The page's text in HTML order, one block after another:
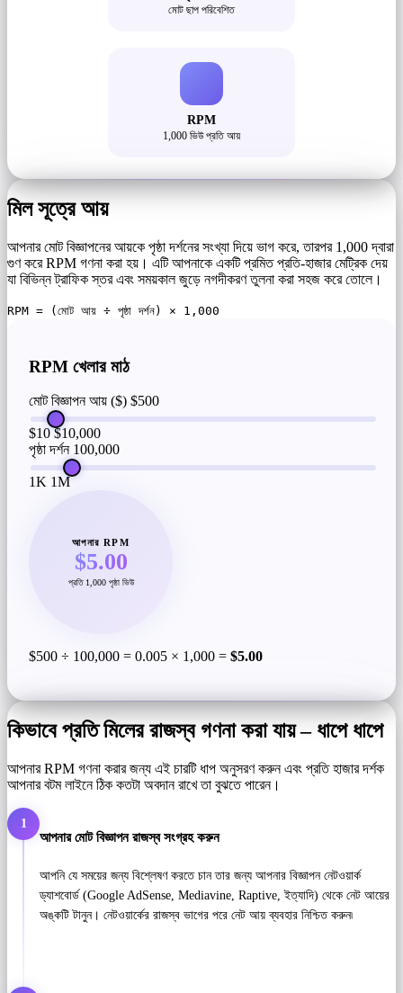
মোট ছাপ পরিবেশিত
RPM
1,000 ভিউ প্রতি আয়
মিল সূত্রে আয়
আপনার মোট বিজ্ঞাপনের আয়কে পৃষ্ঠা দর্শনের সংখ্যা দিয়ে ভাগ করে, তারপর 1,000 দ্বারা
গুণ করে RPM গণনা করা হয়। এটি আপনাকে একটি প্রমিত প্রতি-হাজার মেট্রিক দেয়
যা বিভিন্ন ট্রাফিক স্তর এবং সময়কাল জুড়ে নগদীকরণ তুলনা করা সহজ করে তোলে।
RPM = (মোট আয় ÷ পৃষ্ঠা দর্শন) × 1,000
RPM খেলার মাঠ
মোট বিজ্ঞাপন আয় ($) $500
$10 $10,000
পৃষ্ঠা দর্শন 100,000
1K 1M
আপনার RPM
$5.00
প্রতি 1,000 পৃষ্ঠা ভিউ
$500 ÷ 100,000 = 0.005 × 1,000 = $5.00
কিভাবে প্রতি মিলের রাজস্ব গণনা করা যায় – ধাপে ধাপে
আপনার RPM গণনা করার জন্য এই চারটি ধাপ অনুসরণ করুন এবং প্রতি হাজার দর্শক
আপনার বটম লাইনে ঠিক কতটা অবদান রাখে তা বুঝতে পারেন।
1
আপনার মোট বিজ্ঞাপন রাজস্ব সংগ্রহ করুন
আপনি যে সময়ের জন্য বিশ্লেষণ করতে চান তার জন্য আপনার বিজ্ঞাপন নেটওয়ার্ক
ড্যাশবোর্ড (Google AdSense, Mediavine, Raptive, ইত্যাদি) থেকে নেট আয়ের
অঙ্কটি টানুন। নেটওয়ার্কের রাজস্ব ভাগের পরে নেট আয় ব্যবহার নিশ্চিত করুন৷